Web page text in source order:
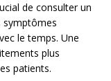
de consulter un
symptômes
le temps. Une
plus
patients.